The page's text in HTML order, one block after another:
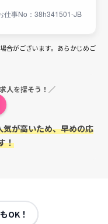
仕事No：38h341501-JB
合がございます。あらかじめご
人を探そう！／
気が高いため、早めの応
！
OK！